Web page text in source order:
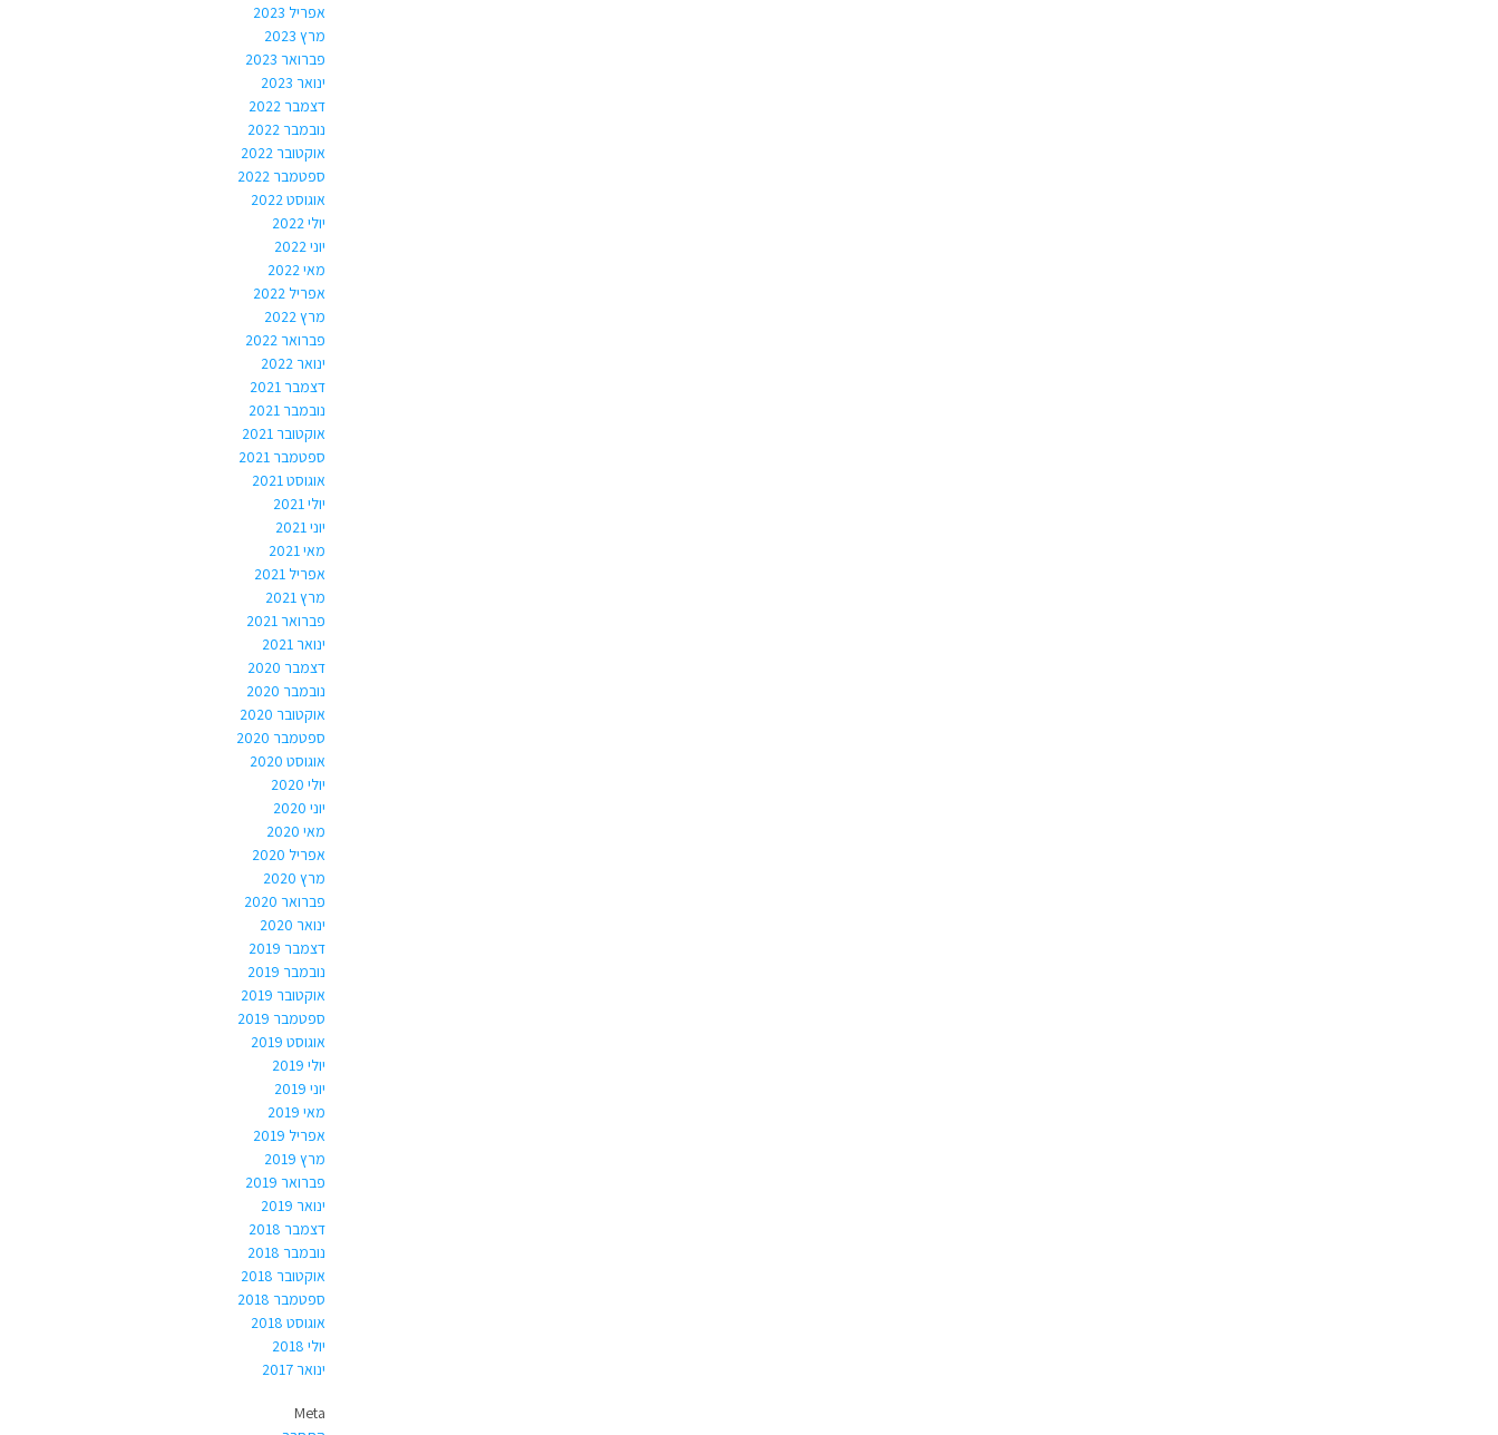
אפריל 2023
מרץ 2023
פברואר 2023
ינואר 2023
דצמבר 2022
נובמבר 2022
אוקטובר 2022
ספטמבר 2022
אוגוסט 2022
יולי 2022
יוני 2022
מאי 2022
אפריל 2022
מרץ 2022
פברואר 2022
ינואר 2022
דצמבר 2021
נובמבר 2021
אוקטובר 2021
ספטמבר 2021
אוגוסט 2021
יולי 2021
יוני 2021
מאי 2021
אפריל 2021
מרץ 2021
פברואר 2021
ינואר 2021
דצמבר 2020
נובמבר 2020
אוקטובר 2020
ספטמבר 2020
אוגוסט 2020
יולי 2020
יוני 2020
מאי 2020
אפריל 2020
מרץ 2020
פברואר 2020
ינואר 2020
דצמבר 2019
נובמבר 2019
אוקטובר 2019
ספטמבר 2019
אוגוסט 2019
יולי 2019
יוני 2019
מאי 2019
אפריל 2019
מרץ 2019
פברואר 2019
ינואר 2019
דצמבר 2018
נובמבר 2018
אוקטובר 2018
ספטמבר 2018
אוגוסט 2018
יולי 2018
ינואר 2017
Meta